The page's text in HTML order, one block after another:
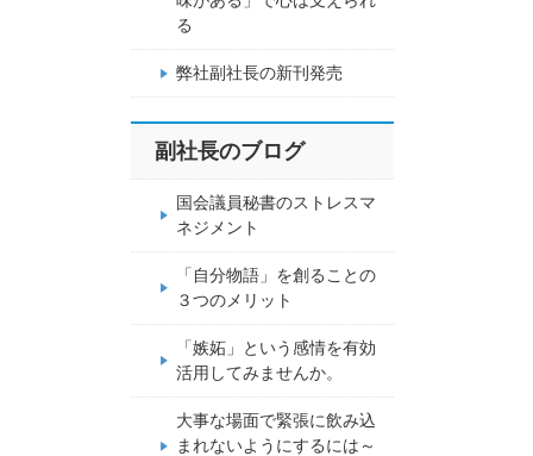
る
弊社副社長の新刊発売
副社長のブログ
国会議員秘書のストレスマ
ネジメント
「自分物語」を創ることの
３つのメリット
「嫉妬」という感情を有効
活用してみませんか。
大事な場面で緊張に飲み込
まれないようにするには～